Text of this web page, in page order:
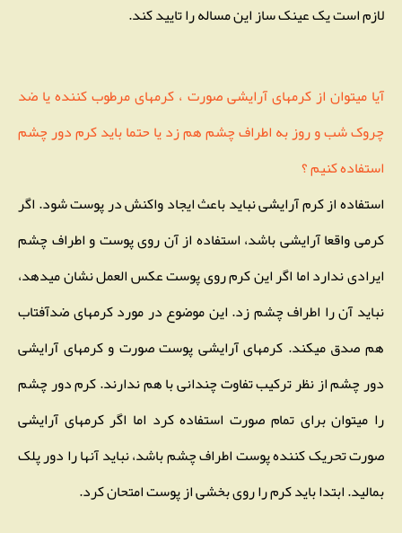
لازم است یک عینک ساز این مساله را تایید کند.
آیا میتوان از کرمهای آرایشی صورت ، کرمهای مرطوب کننده یا ضد
چروک شب و روز به اطراف چشم هم زد یا حتما باید کرم دور چشم
استفاده کنیم ؟
استفاده از کرم آرایشی نباید باعث ایجاد واکنش در پوست شود. اگر
کرمی واقعا آرایشی باشد، استفاده از آن روی پوست و اطراف چشم
ایرادی ندارد اما اگر این کرم روی پوست عکس العمل نشان میدهد،
نباید آن را اطراف چشم زد. این موضوع در مورد کرمهای ضدآفتاب
هم صدق میکند. کرمهای آرایشی پوست صورت و کرمهای آرایشی
دور چشم از نظر ترکیب تفاوت چندانی با هم ندارند. کرم دور چشم
را میتوان برای تمام صورت استفاده کرد اما اگر کرمهای آرایشی
صورت تحریک کننده پوست اطراف چشم باشد، نباید آنها را دور پلک
بمالید. ابتدا باید کرم را روی بخشی از پوست امتحان کرد.